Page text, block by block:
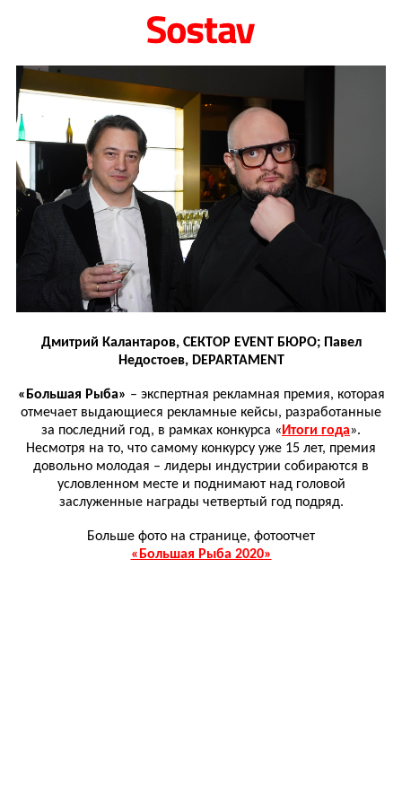
Дмитрий Калантаров, СЕКТОР EVENT БЮРО; Павел
Недостоев, DEPARTAMENT
«Большая Рыба» – экспертная рекламная премия, которая
отмечает выдающиеся рекламные кейсы, разработанные
за последний год, в рамках конкурса « Итоги года».
Несмотря на то, что самому конкурсу уже 15 лет, премия
довольно молодая – лидеры индустрии собираются в
условленном месте и поднимают над головой
заслуженные награды четвертый год подряд.
Больше фото на странице, фотоотчет
«Большая Рыба 2020»